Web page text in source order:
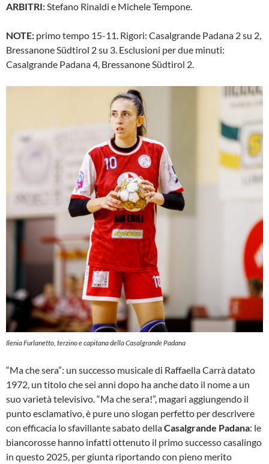
ARBITRI:Stefano Rinaldi e Michele Tempone.
NOTE: primo tempo 15-11. Rigori: Casalgrande Padana 2 su 2,
Bressanone Südtirol 2 su 3. Esclusioni per due minuti:
Casalgrande Padana 4, Bressanone Südtirol 2.
Ilenia Furlanetto, terzino e capitana della Casalgrande Padana
“Ma che sera”: un successo musicale di Raffaella Carrà datato
1972, un titolo che sei anni dopo ha anche dato il nome a un
suo varietà televisivo. “Ma che sera!”, magari aggiungendo il
punto esclamativo, è pure uno slogan perfetto per descrivere
con efficacia lo sfavillante sabato dellaCasalgrande Padana: le
biancorosse hanno infatti ottenuto il primo successo casalingo
in questo 2025, per giunta riportando con pieno merito